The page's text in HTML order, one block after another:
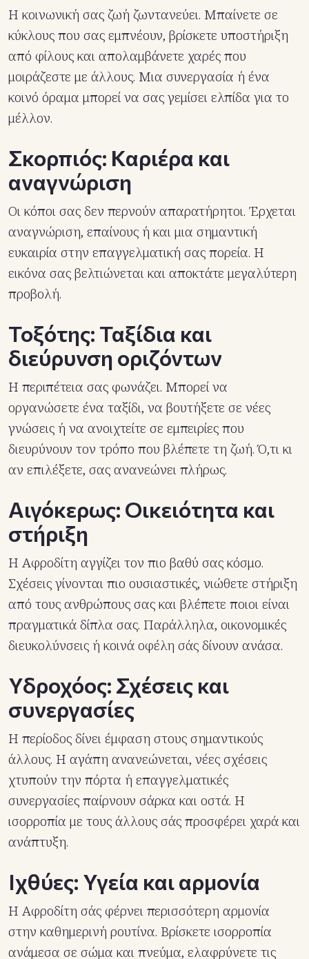
Η κοινωνική σας ζωή ζωντανεύει. Μπαίνετε σε
κύκλους που σας εμπνέουν, βρίσκετε υποστήριξη
από φίλους και απολαμβάνετε χαρές που
μοιράζεστε με άλλους. Μια συνεργασία ή ένα
κοινό όραμα μπορεί να σας γεμίσει ελπίδα για το
μέλλον.
Σκορπιός: Καριέρα και
αναγνώριση
Οι κόποι σας δεν περνούν απαρατήρητοι. Έρχεται
αναγνώριση, επαίνους ή και μια σημαντική
ευκαιρία στην επαγγελματική σας πορεία. Η
εικόνα σας βελτιώνεται και αποκτάτε μεγαλύτερη
προβολή.
Τοξότης: Ταξίδια και
διεύρυνση οριζόντων
Η περιπέτεια σας φωνάζει. Μπορεί να
οργανώσετε ένα ταξίδι, να βουτήξετε σε νέες
γνώσεις ή να ανοιχτείτε σε εμπειρίες που
διευρύνουν τον τρόπο που βλέπετε τη ζωή. Ό,τι κι
αν επιλέξετε, σας ανανεώνει πλήρως.
Αιγόκερως: Οικειότητα και
στήριξη
Η Αφροδίτη αγγίζει τον πιο βαθύ σας κόσμο.
Σχέσεις γίνονται πιο ουσιαστικές, νιώθετε στήριξη
από τους ανθρώπους σας και βλέπετε ποιοι είναι
πραγματικά δίπλα σας. Παράλληλα, οικονομικές
διευκολύνσεις ή κοινά οφέλη σάς δίνουν ανάσα.
Υδροχόος: Σχέσεις και
συνεργασίες
Η περίοδος δίνει έμφαση στους σημαντικούς
άλλους. Η αγάπη ανανεώνεται, νέες σχέσεις
χτυπούν την πόρτα ή επαγγελματικές
συνεργασίες παίρνουν σάρκα και οστά. Η
ισορροπία με τους άλλους σάς προσφέρει χαρά και
ανάπτυξη.
Ιχθύες: Υγεία και αρμονία
Η Αφροδίτη σάς φέρνει περισσότερη αρμονία
στην καθημερινή ρουτίνα. Βρίσκετε ισορροπία
ανάμεσα σε σώμα και πνεύμα, ελαφρύνετε τις